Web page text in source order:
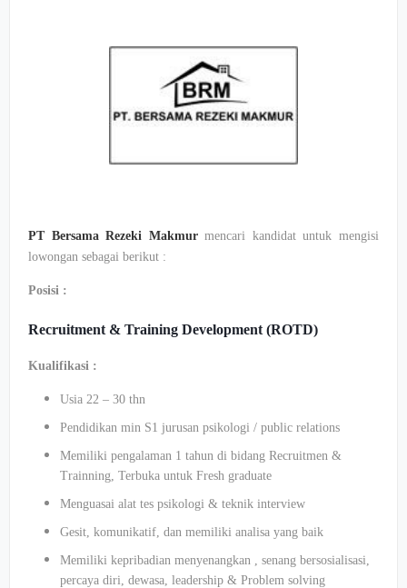
PT Bersama Rezeki Makmurmencari kandidat untuk mengisi
lowongan sebagai berikut :
Posisi :
Recruitment & Training Development (ROTD)
Kualifikasi :
Usia 22 – 30 thn
Pendidikan min S1 jurusan psikologi / public relations
Memiliki pengalaman 1 tahun di bidang Recruitmen &
Trainning, Terbuka untuk Fresh graduate
Menguasai alat tes psikologi & teknik interview
Gesit, komunikatif, dan memiliki analisa yang baik
Memiliki kepribadian menyenangkan , senang bersosialisasi,
percaya diri, dewasa, leadership & Problem solving